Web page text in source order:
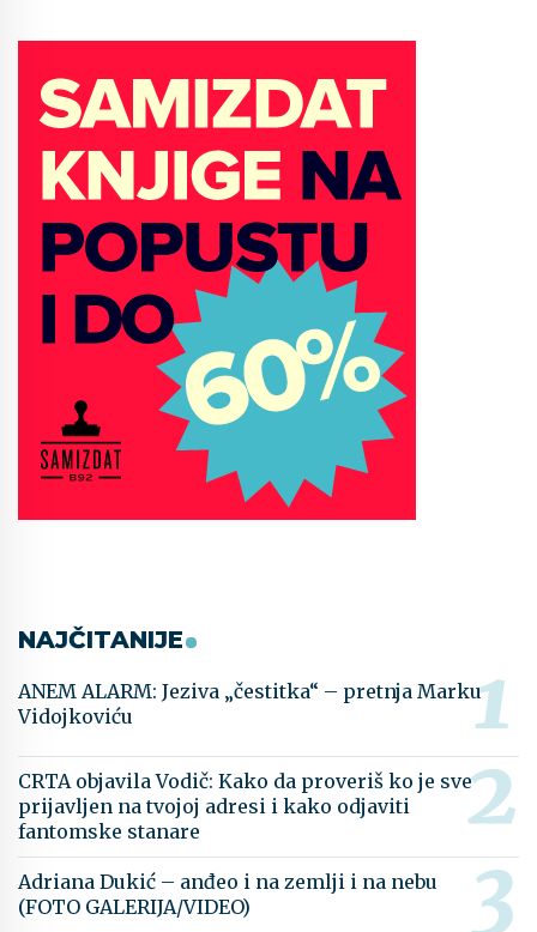
NAJČITANIJE
ANEM ALARM: Jeziva „čestitka“ – pretnja Marku
Vidojkoviću
CRTA objavila Vodič: Kako da proveriš ko je sve
prijavljen na tvojoj adresi i kako odjaviti
fantomske stanare
Adriana Dukić – anđeo i na zemlji i na nebu
(FOTO GALERIJA/VIDEO)